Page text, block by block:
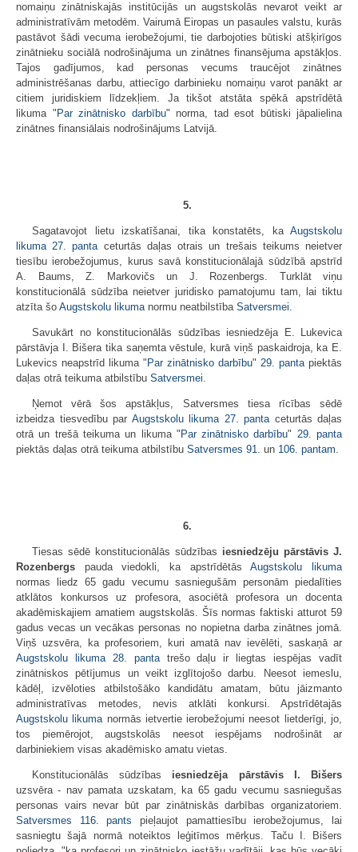
nomaiņu zinātniskajās institūcijās un augstskolās nevarot veikt ar
administratīvām metodēm. Vairumā Eiropas un pasaules valstu, kurās
pastāvot šādi vecuma ierobežojumi, tie darbojoties būtiski atšķirīgos
zinātnieku sociālā nodrošinājuma un zinātnes finansējuma apstākļos.
Tajos gadījumos, kad personas vecums traucējot zinātnes
administrēšanas darbu, attiecīgo darbinieku nomaiņu varot panākt ar
citiem juridiskiem līdzekļiem. Ja tikšot atstāta spēkā apstrīdētā
likuma " Par zinātnisko darbību" norma, tad esot būtiski jāpalielina
zinātnes finansiālais nodrošinājums Latvijā.
5.
Sagatavojot lietu izskatīšanai, tika konstatēts, ka Augstskolu
likuma 27. pantaceturtās daļas otrais un trešais teikums neietver
tiesību ierobežojumus, kurus savā konstitucionālajā sūdzībā apstrīd
A. Baums, Z. Markovičs un J. Rozenbergs. Turklāt viņu
konstitucionālā sūdzība neietver juridisko pamatojumu tam, lai tiktu
atzīta šo Augstskolu likumanormu neatbilstība Satversmei.
Savukārt no konstitucionālās sūdzības iesniedzēja E. Lukevica
pārstāvja I. Bišera tika saņemta vēstule, kurā viņš paskaidroja, ka E.
Lukevics neapstrīd likuma " Par zinātnisko darbību" 29. pantapiektās
daļas otrā teikuma atbilstību Satversmei.
Ņemot vērā šos apstākļus, Satversmes tiesa rīcības sēdē
izbeidza tiesvedību par Augstskolu likuma 27. pantaceturtās daļas
otrā un trešā teikuma un likuma " Par zinātnisko darbību" 29. panta
piektās daļas otrā teikuma atbilstību Satversmes 91. un 106. pantam.
6.
Tiesas sēdē konstitucionālās sūdzības iesniedzēju pārstāvis J.
Rozenbergs pauda viedokli, ka apstrīdētāsAugstskolu likuma
normas liedz 65 gadu vecumu sasniegušām personām piedalīties
atklātos konkursos uz profesora, asociētā profesora un docenta
akadēmiskajiem amatiem augstskolās. Šīs normas faktiski atturot 59
gadus vecas un vecākas personas no nopietna darba zinātnes jomā.
Viņš uzsvēra, ka profesoriem, kuri amatā nav ievēlēti, saskaņā ar
Augstskolu likuma
28. pantatrešo daļu ir liegtas iespējas vadīt
zinātniskos pētījumus un veikt izglītojošo darbu. Neesot iemeslu,
kādēļ, izvēloties atbilstošāko kandidātu amatam, būtu jāizmanto
administratīvas metodes, nevis atklāti konkursi. Apstrīdētajās
Augstskolu likumanormās ietvertie ierobežojumi neesot lietderīgi, jo,
tos piemērojot, augstskolās neesot iespējams nodrošināt ar
darbiniekiem visas akadēmisko amatu vietas.
Konstitucionālās sūdzības iesniedzēja pārstāvis I. Bišers
uzsvēra - nav pamata uzskatam, ka 65 gadu vecumu sasniegušas
personas vairs nevar būt par zinātniskās darbības organizatoriem.
Satversmes
116. pants pieļaujot pamattiesību ierobežojumus, lai
sasniegtu šajā normā noteiktos leģitīmos mērķus. Taču I. Bišers